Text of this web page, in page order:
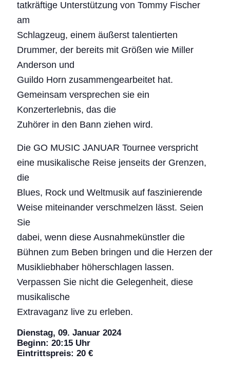
tatkräftige Unterstützung von Tommy Fischer
am
Schlagzeug, einem äußerst talentierten
Drummer, der bereits mit Größen wie Miller
Anderson und
Guildo Horn zusammengearbeitet hat.
Gemeinsam versprechen sie ein
Konzerterlebnis, das die
Zuhörer in den Bann ziehen wird.
Die GO MUSIC JANUAR Tournee verspricht
eine musikalische Reise jenseits der Grenzen,
die
Blues, Rock und Weltmusik auf faszinierende
Weise miteinander verschmelzen lässt. Seien
Sie
dabei, wenn diese Ausnahmekünstler die
Bühnen zum Beben bringen und die Herzen der
Musikliebhaber höherschlagen lassen.
Verpassen Sie nicht die Gelegenheit, diese
musikalische
Extravaganz live zu erleben.
Dienstag, 09. Januar 2024
Beginn: 20:15 Uhr
Eintrittspreis: 20 €